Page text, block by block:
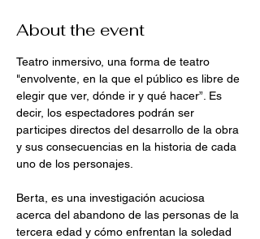
About the event
Teatro inmersivo, una forma de teatro
"envolvente, en la que el público es libre de
elegir que ver, dónde ir y qué hacer”. Es
decir, los espectadores podrán ser
participes directos del desarrollo de la obra
y sus consecuencias en la historia de cada
uno de los personajes.
Berta, es una investigación acuciosa
acerca del abandono de las personas de la
tercera edad y cómo enfrentan la soledad